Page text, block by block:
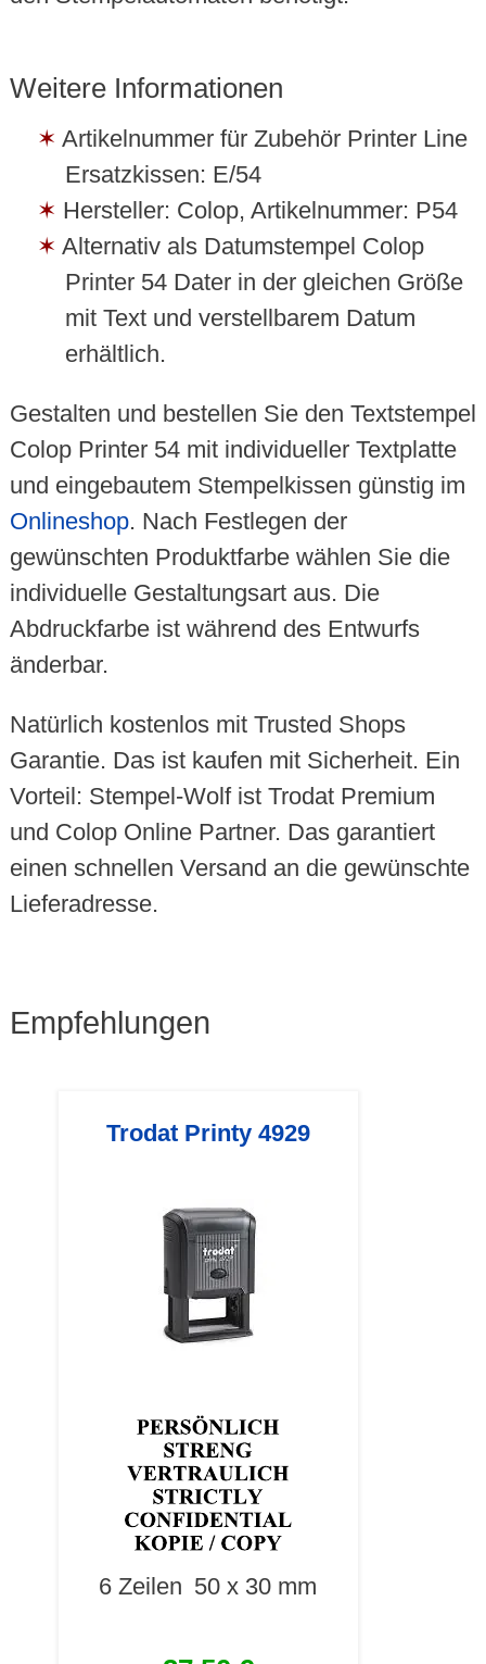
Weitere Informationen
Artikelnummer für Zubehör Printer Line
Ersatzkissen: E/54
Hersteller: Colop, Artikelnummer: P54
Alternativ als Datumstempel Colop
Printer 54 Dater in der gleichen Größe
mit Text und verstellbarem Datum
erhältlich.
Gestalten und bestellen Sie den Textstempel
Colop Printer 54 mit individueller Textplatte
und eingebautem Stempelkissen günstig im
Onlineshop. Nach Festlegen der
gewünschten Produktfarbe wählen Sie die
individuelle Gestaltungsart aus. Die
Abdruckfarbe ist während des Entwurfs
änderbar.
Natürlich kostenlos mit Trusted Shops
Garantie. Das ist kaufen mit Sicherheit. Ein
Vorteil: Stempel-Wolf ist Trodat Premium
und Colop Online Partner. Das garantiert
einen schnellen Versand an die gewünschte
Lieferadresse.
Empfehlungen
Trodat Printy 4929
6 Zeilen 50 x 30 mm